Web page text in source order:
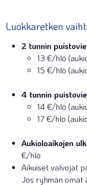
Luokkaretken
2 tunnin
13 €/hlö
15 €/hlö
4 tunnin
14 €/hlö
17 €/hlö
Aukioloaikojen
€/hlö
Aikuiset valvojat
Jos ryhmän omat